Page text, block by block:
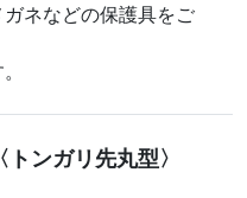
ネなどの保護具をご
ンガリ先丸型〉